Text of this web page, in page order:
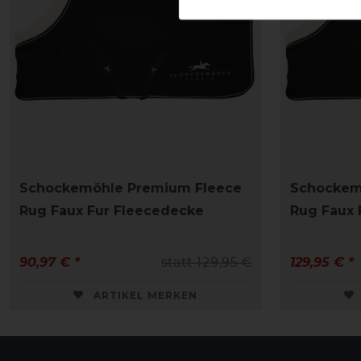
Schockemöhle Premium Fleece
Rug Faux Fur Fleecedecke
statt 129,95 €
90,97 € *
ARTIKEL MERKEN
Rug Faux
129,95 € *